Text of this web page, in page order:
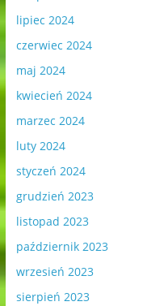
lipiec 2024
czerwiec 2024
maj 2024
kwiecień 2024
marzec 2024
luty 2024
styczeń 2024
grudzień 2023
listopad 2023
październik 2023
wrzesień 2023
sierpień 2023